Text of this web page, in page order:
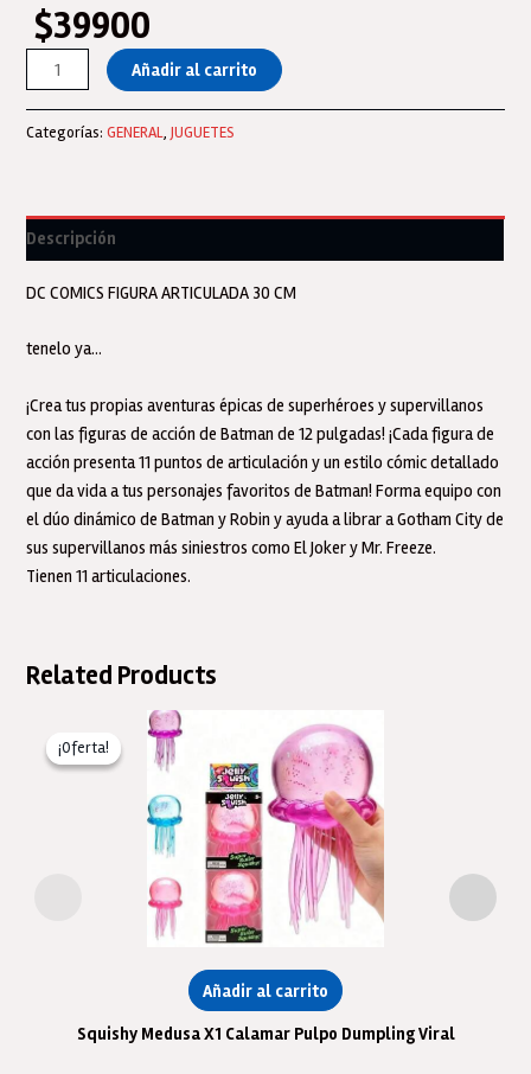
$39900
Muñeco
Figura
Batman
DC
30
CM
ORIGINAL
Añadir al carrito
Categorías:GENERAL,JUGUETES
Descripción
DC COMICS FIGURA ARTICULADA 30 CM
tenelo ya…
¡Crea tus propias aventuras épicas de superhéroes y supervillanos
con las figuras de acción de Batman de 12 pulgadas! ¡Cada figura de
acción presenta 11 puntos de articulación y un estilo cómic detallado
que da vida a tus personajes favoritos de Batman! Forma equipo con
el dúo dinámico de Batman y Robin y ayuda a librar a Gotham City de
sus supervillanos más siniestros como El Joker y Mr. Freeze.
Tienen 11 articulaciones.
Related Products
¡Oferta!
¡Oferta!
Añadir al carrito
Squishy Medusa X1 Calamar Pulpo Dumpling Viral